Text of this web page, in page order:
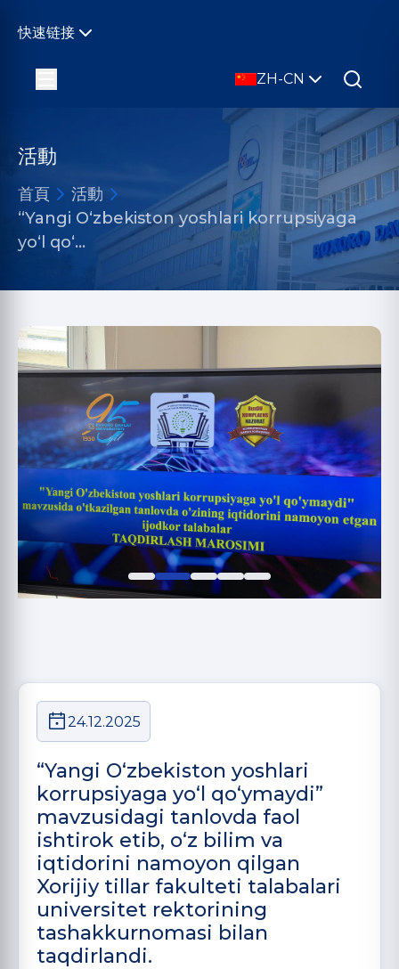
快速链接
ZH-CN
活動
首頁
活動
“Yangi O‘zbekiston yoshlari korrupsiyaga
yo‘l qo‘…
24.12.2025
“Yangi O‘zbekiston yoshlari
korrupsiyaga yo‘l qo‘ymaydi”
mavzusidagi tanlovda faol
ishtirok etib, o‘z bilim va
iqtidorini namoyon qilgan
Xorijiy tillar fakulteti talabalari
universitet rektorining
tashakkurnomasi bilan
taqdirlandi.